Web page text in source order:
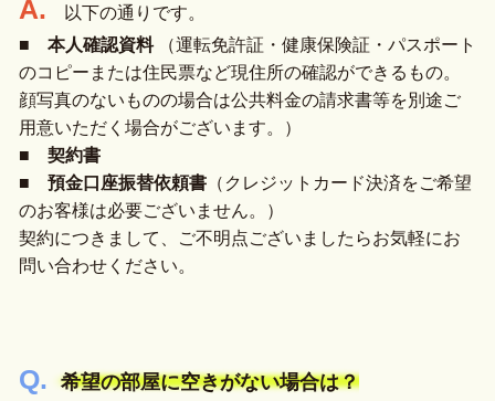
以下の通りです。
■ 本人確認資料（運転免許証・健康保険証・パスポート
のコピーまたは住民票など現住所の確認ができるもの。
顔写真のないものの場合は公共料金の請求書等を別途ご
用意いただく場合がございます。）
■ 契約書
■ 預金口座振替依頼書 （クレジットカード決済をご希望
のお客様は必要ございません。）
契約につきまして、ご不明点ございましたらお気軽にお
問い合わせください。
希望の部屋に空きがない場合は？